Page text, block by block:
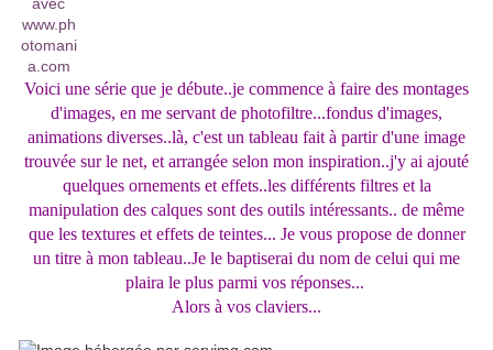
Voici une série que je débute..je commence à faire des montages
d'images, en me servant de photofiltre...fondus d'images,
animations diverses..là, c'est un tableau fait à partir d'une image
trouvée sur le net, et arrangée selon mon inspiration..j'y ai ajouté
quelques ornements et effets..les différents filtres et la
manipulation des calques sont des outils intéressants.. de même
que les textures et effets de teintes... Je vous propose de donner
un titre à mon tableau..Je le baptiserai du nom de celui qui me
plaira le plus parmi vos réponses...
Alors à vos claviers...